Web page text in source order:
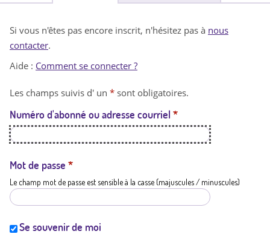
n
t
a
t
i
Si vous n'êtes pas encore inscrit, n'hésitez pas à nous
contacter.
Aide : Comment se connecter ?
Les champs suivis d' un * sont obligatoires.
Numéro d'abonné ou adresse courriel *
Mot de passe *
Le champ mot de passe est sensible à la casse (majuscules / minuscules)
Se souvenir de moi